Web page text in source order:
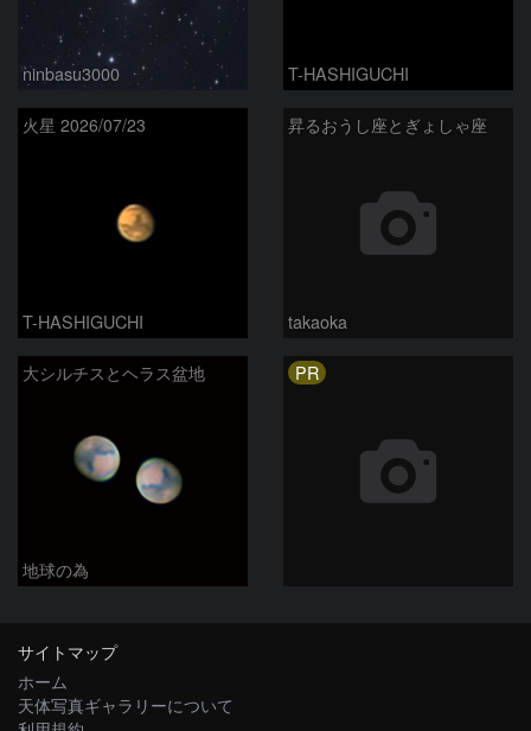
ninbasu3000 T-HASHIGUCHI
火星 2026/07/23
T-HASHIGUCHI
昇るおうし座とぎょしゃ座
takaoka
大シルチスとヘラス盆地
地球の為
PR
サイトマップ
ホーム
天体写真ギャラリーについて